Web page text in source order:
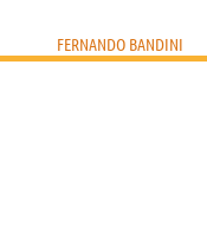
FERNANDO BANDINI